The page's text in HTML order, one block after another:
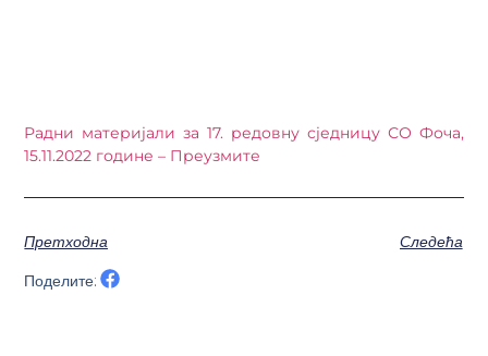
Радни материјали за 17. редовну сједницу СО Фоча,
15.11.2022 године – Преузмите
Претходна
Следећа
Поделите: